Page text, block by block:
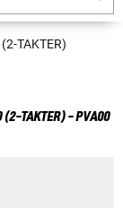
TAKTER)
(2-TAKTER) - PVA00